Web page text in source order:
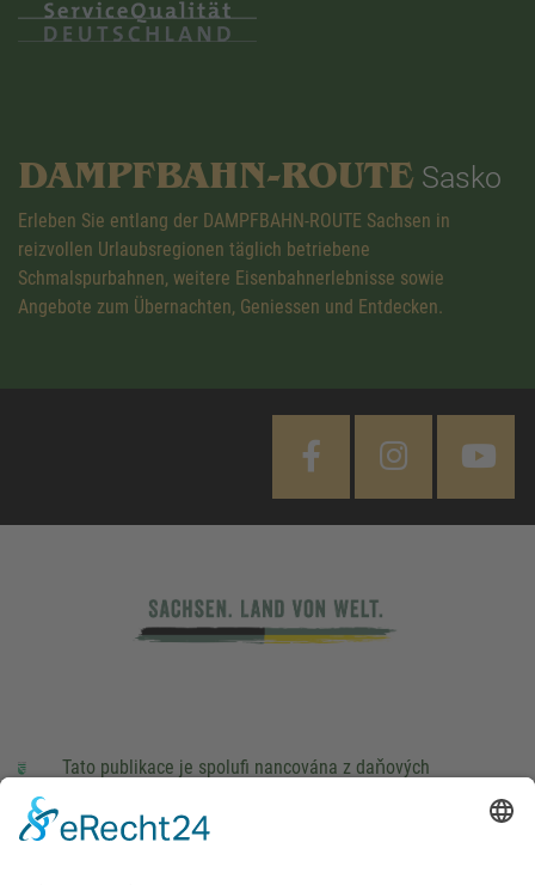
DAMPFBAHN-ROUTE Sasko
Erleben Sie entlang der DAMPFBAHN-ROUTE Sachsen in
reizvollen Urlaubsregionen täglich betriebene
Schmalspurbahnen, weitere Eisenbahnerlebnisse sowie
Angebote zum Übernachten, Geniessen und Entdecken.
Tato publikace je spolufi nancována z daňových
Saského Zemského sněmu.